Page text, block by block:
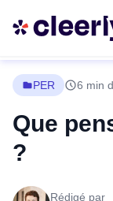
PER 6 min
Que
?
Rédigé par